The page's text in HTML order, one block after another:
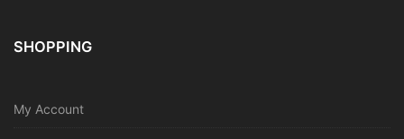
SHOPPING
My Account